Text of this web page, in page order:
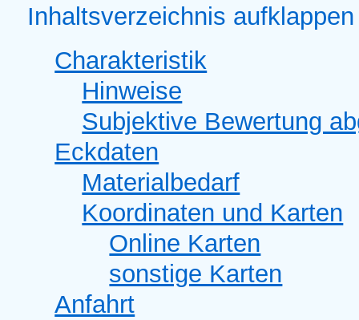
Inhaltsverzeichnis
Charakteristik
Hinweise
Subjektive Bewertung
Eckdaten
Materialbedarf
Koordinaten und Karten
Online Karten
sonstige Karten
Anfahrt